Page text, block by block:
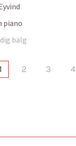
piano
bälg
2 3 4